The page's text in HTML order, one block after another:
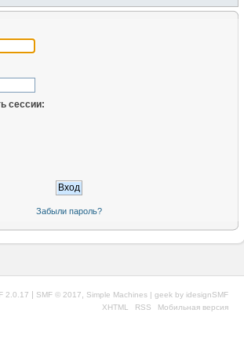
сессии:
Забыли пароль?
2.0.17 SMF © 2017, Simple Machines | geek by idesignSMF
XHTML
RSS Мобильная версия